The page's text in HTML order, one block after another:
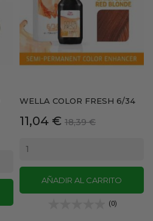
WELLA COLOR FRESH 6/34
Precio
11,04 € Precio
18,39 €
AÑADIR AL CARRITO
(0)